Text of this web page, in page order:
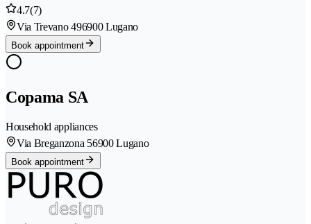
4.7(7)
Via Trevano 496900 Lugano
Book appointment
Copama SA
Household appliances
Via Breganzona 56900 Lugano
Book appointment